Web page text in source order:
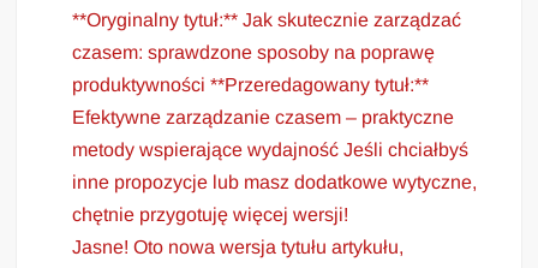
**Oryginalny tytuł:** Jak skutecznie zarządzać
czasem: sprawdzone sposoby na poprawę
produktywności **Przeredagowany tytuł:**
Efektywne zarządzanie czasem – praktyczne
metody wspierające wydajność Jeśli chciałbyś
inne propozycje lub masz dodatkowe wytyczne,
chętnie przygotuję więcej wersji!
Jasne! Oto nowa wersja tytułu artykułu,